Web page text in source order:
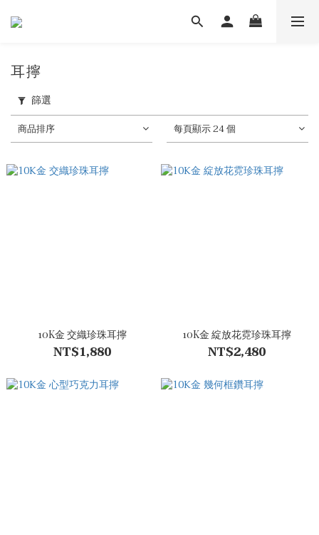
耳擰
篩選
商品排序 每頁顯示 24 個
10K金 交織珍珠耳擰
NT$1,880
10K金 綻放花霓珍珠耳擰
NT$2,480